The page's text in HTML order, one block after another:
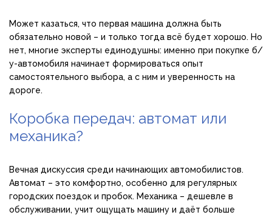
Может казаться, что первая машина должна быть
обязательно новой – и только тогда всё будет хорошо. Но
нет, многие эксперты единодушны: именно при покупке б/
у-автомобиля начинает формироваться опыт
самостоятельного выбора, а с ним и уверенность на
дороге.
Коробка передач: автомат или
механика?
Вечная дискуссия среди начинающих автомобилистов.
Автомат – это комфортно, особенно для регулярных
городских поездок и пробок. Механика – дешевле в
обслуживании, учит ощущать машину и даёт больше